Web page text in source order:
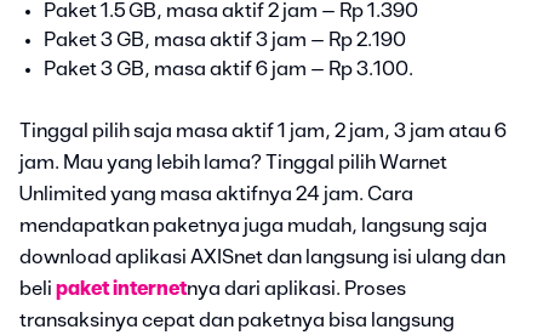
Paket 1.5 GB, masa aktif 2 jam – Rp 1.390
Paket 3 GB, masa aktif 3 jam – Rp 2.190
Paket 3 GB, masa aktif 6 jam – Rp 3.100.
Tinggal pilih saja masa aktif 1 jam, 2 jam, 3 jam atau 6
jam. Mau yang lebih lama? Tinggal pilih Warnet
Unlimited yang masa aktifnya 24 jam. Cara
mendapatkan paketnya juga mudah, langsung saja
download aplikasi AXISnet dan langsung isi ulang dan
beli paket internetnya dari aplikasi. Proses
transaksinya cepat dan paketnya bisa langsung